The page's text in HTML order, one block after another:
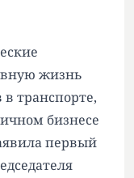
жизнь
в транспорте,
бизнесе
первый